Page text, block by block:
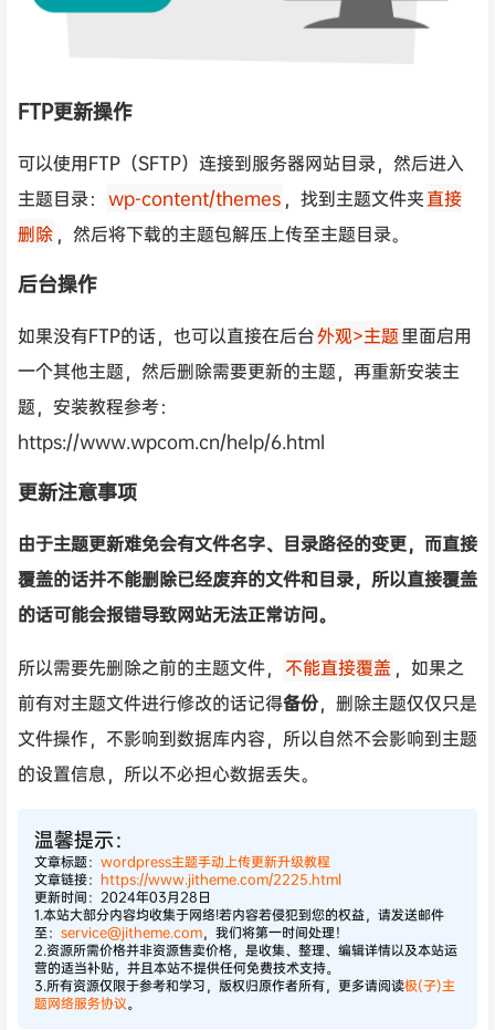
FTP更新操作
可以使用FTP（SFTP）连接到服务器网站目录，然后进入
主题目录： wp-content/themes ，找到主题文件夹直接
删除 ，然后将下载的主题包解压上传至主题目录。
后台操作
如果没有FTP的话，也可以直接在后台外观>主题里面启用
一个其他主题，然后删除需要更新的主题，再重新安装主
题，安装教程参考：
https://www.wpcom.cn/help/6.html
更新注意事项
由于主题更新难免会有文件名字、目录路径的变更，而直接
覆盖的话并不能删除已经废弃的文件和目录，所以直接覆盖
的话可能会报错导致网站无法正常访问。
所以需要先删除之前的主题文件， 不能直接覆盖 ，如果之
前有对主题文件进行修改的话记得备份，删除主题仅仅只是
文件操作，不影响到数据库内容，所以自然不会影响到主题
的设置信息，所以不必担心数据丢失。
温馨提示：
文章标题： wordpress主题手动上传更新升级教程
文章链接： https://www.jitheme.com/2225.html
更新时间：2024年03月28日
1.本站大部分内容均收集于网络!若内容若侵犯到您的权益，请发送邮件
至： service@jitheme.com，我们将第一时间处理！
2.资源所需价格并非资源售卖价格，是收集、整理、编辑详情以及本站运
营的适当补贴，并且本站不提供任何免费技术支持。
3.所有资源仅限于参考和学习，版权归原作者所有，更多请阅读极(子)主
题网络服务协议。